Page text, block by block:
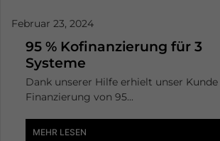
95 % Kofinanzierung für 3
Systeme
Dank unserer Hilfe erhielt unser Kunde
Finanzierung von 95...
MEHR LESEN
Februar 23, 2024